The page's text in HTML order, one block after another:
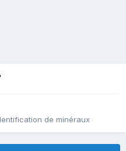
de minéraux